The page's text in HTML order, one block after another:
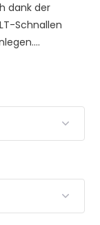
dank der
Schnallen